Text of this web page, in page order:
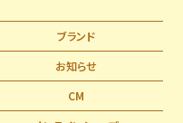
ブランド
お知らせ
CM